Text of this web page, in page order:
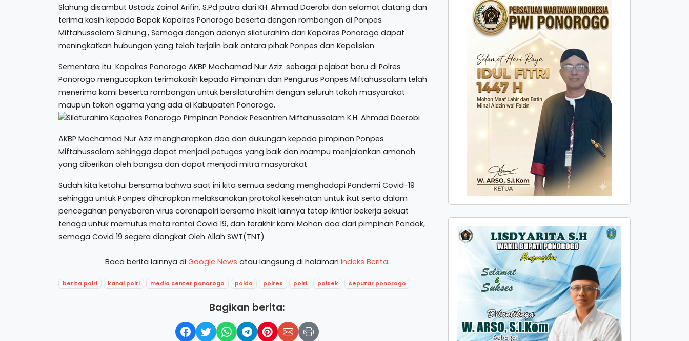
Slahung disambut Ustadz Zainal Arifin, S.Pd putra dari KH. Ahmad Daerobi dan selamat datang dan
terima kasih kepada Bapak Kapolres Ponorogo beserta dengan rombongan di Ponpes
Miftahussalam Slahung., Semoga dengan adanya silaturahim dari Kapolres Ponorogo dapat
meningkatkan hubungan yang telah terjalin baik antara pihak Ponpes dan Kepolisian
Sementara itu Kapolres Ponorogo AKBP Mochamad Nur Aziz. sebagai pejabat baru di Polres
Ponorogo mengucapkan terimakasih kepada Pimpinan dan Pengurus Ponpes Miftahussalam telah
menerima kami beserta rombongan untuk bersilaturahim dengan seluruh tokoh masyarakat
maupun tokoh agama yang ada di Kabupaten Ponorogo.
AKBP Mochamad Nur Aziz mengharapkan doa dan dukungan kepada pimpinan Ponpes
Miftahussalam sehingga dapat menjadi petugas yang baik dan mampu menjalankan amanah
yang diberikan oleh bangsa dan dapat menjadi mitra masyarakat
Sudah kita ketahui bersama bahwa saat ini kita semua sedang menghadapi Pandemi Covid-19
sehingga untuk Ponpes diharapkan melaksanakan protokol kesehatan untuk ikut serta dalam
pencegahan penyebaran virus coronapolri bersama inkait lainnya tetap ikhtiar bekerja sekuat
tenaga untuk memutus mata rantai Covid 19, dan terakhir kami Mohon doa dari pimpinan Pondok,
semoga Covid 19 segera diangkat Oleh Allah SWT(TNT)
Baca berita lainnya di Google News atau langsung di halaman Indeks Berita.
berita polri kanal polri media center ponorogo polda polres polri polsek seputar ponorogo
Bagikan berita: